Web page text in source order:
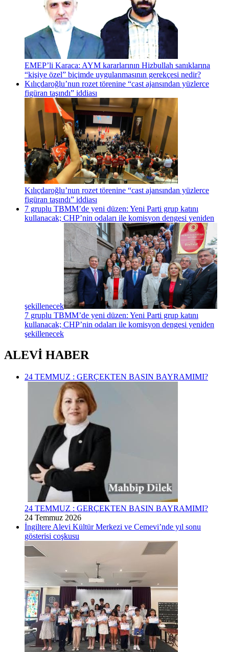
EMEP’li Karaca: AYM kararlarının Hizbullah sanıklarına
“kişiye özel” biçimde uygulanmasının gerekçesi nedir?
Kılıçdaroğlu’nun rozet törenine “cast ajansından yüzlerce
figüran taşındı” iddiası
Kılıçdaroğlu’nun rozet törenine “cast ajansından yüzlerce
figüran taşındı” iddiası
7 gruplu TBMM’de yeni düzen: Yeni Parti grup katını
kullanacak; CHP’nin odaları ile komisyon dengesi yeniden
şekillenecek
7 gruplu TBMM’de yeni düzen: Yeni Parti grup katını
kullanacak; CHP’nin odaları ile komisyon dengesi yeniden
şekillenecek
ALEVİ HABER
24 TEMMUZ : GERÇEKTEN BASIN BAYRAMIMI?
24 TEMMUZ : GERÇEKTEN BASIN BAYRAMIMI?
24 Temmuz 2026
İngiltere Alevi Kültür Merkezi ve Cemevi’nde yıl sonu
gösterisi coşkusu